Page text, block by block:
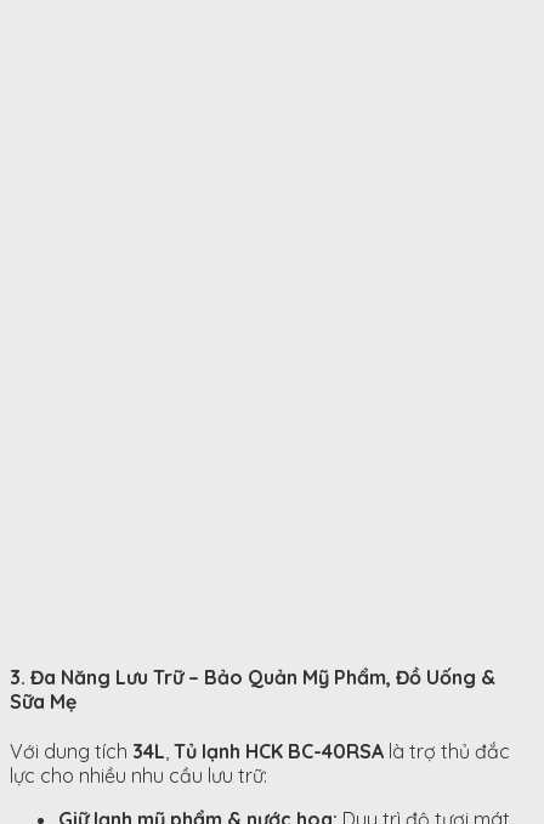
3. Đa Năng Lưu Trữ – Bảo Quản Mỹ Phẩm, Đồ Uống &
Sữa Mẹ
Với dung tích 34L, Tủ lạnh HCK BC-40RSA là trợ thủ đắc
lực cho nhiều nhu cầu lưu trữ: